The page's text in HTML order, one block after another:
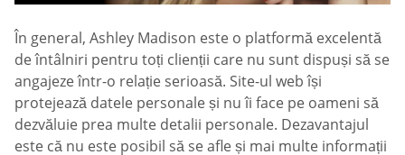
În general, Ashley Madison este o platformă excelentă
de întâlniri pentru toți clienții care nu sunt dispuși să se
angajeze într-o relație serioasă. Site-ul web își
protejează datele personale și nu îi face pe oameni să
dezvăluie prea multe detalii personale. Dezavantajul
este că nu este posibil să se afle și mai multe informații